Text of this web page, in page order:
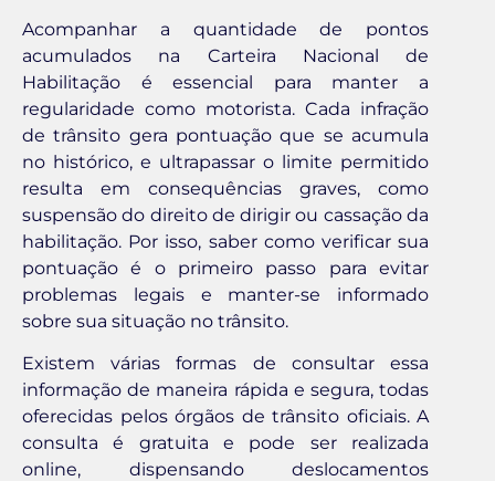
Acompanhar a quantidade de pontos
acumulados na Carteira Nacional de
Habilitação é essencial para manter a
regularidade como motorista. Cada infração
de trânsito gera pontuação que se acumula
no histórico, e ultrapassar o limite permitido
resulta em consequências graves, como
suspensão do direito de dirigir ou cassação da
habilitação. Por isso, saber como verificar sua
pontuação é o primeiro passo para evitar
problemas legais e manter-se informado
sobre sua situação no trânsito.
Existem várias formas de consultar essa
informação de maneira rápida e segura, todas
oferecidas pelos órgãos de trânsito oficiais. A
consulta é gratuita e pode ser realizada
online, dispensando deslocamentos